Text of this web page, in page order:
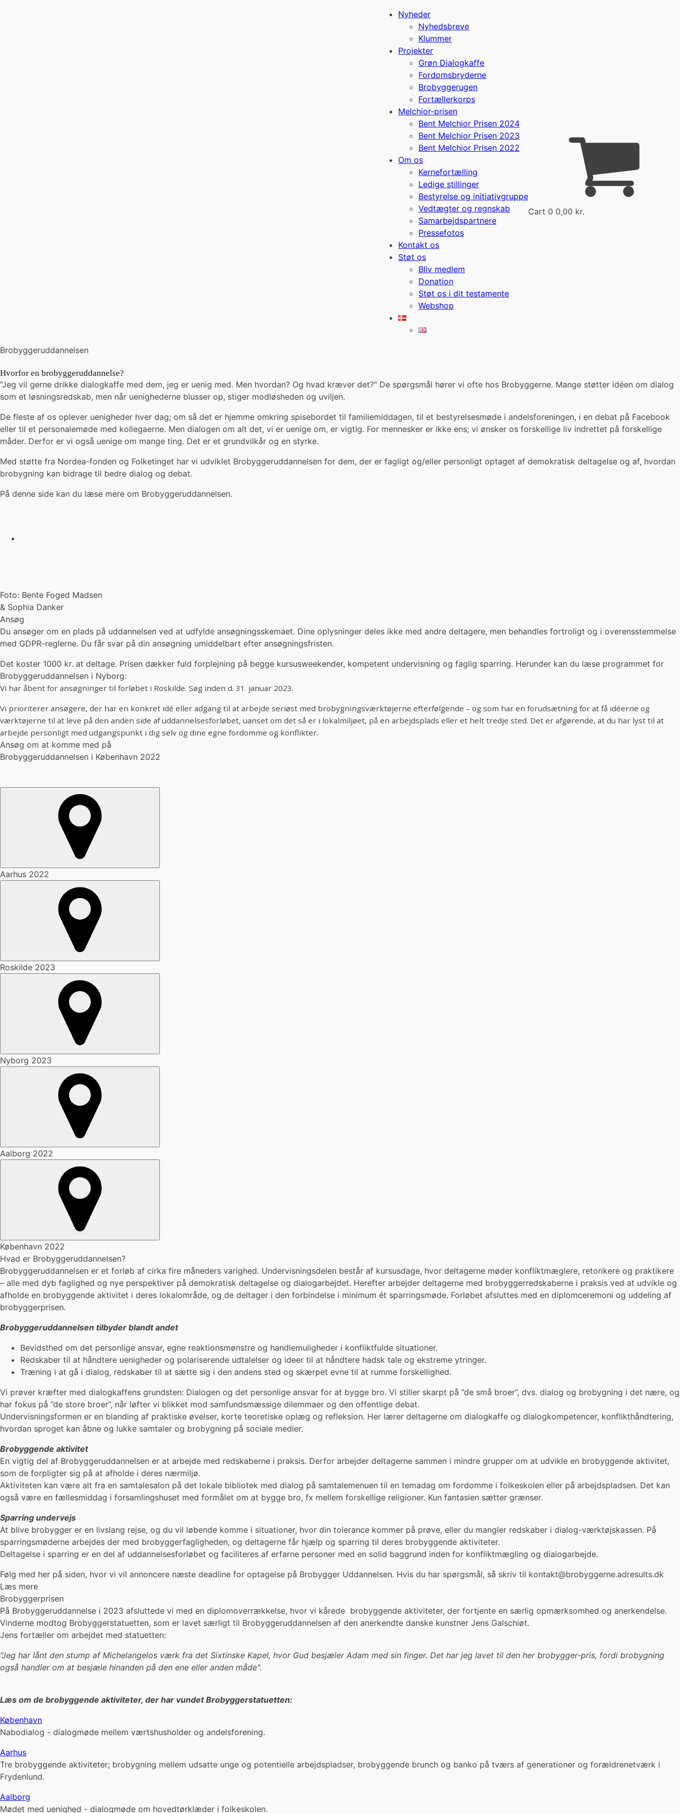
Nyheder
Nyhedsbreve
Klummer
Projekter
Grøn Dialogkaffe
Fordomsbryderne
Brobyggerugen
Fortællerkorps
Melchior-prisen
Bent Melchior Prisen 2024
Bent Melchior Prisen 2023
Bent Melchior Prisen 2022
Om os
Kernefortælling
Ledige stillinger
Bestyrelse og initiativgruppe
Vedtægter og regnskab
Samarbejdspartnere
Pressefotos
Kontakt os
Støt os
Bliv medlem
Donation
Støt os i dit testamente
Webshop
Cart 0 0,00 kr.
Brobyggeruddannelsen
Hvorfor en brobyggeruddannelse?
”Jeg vil gerne drikke dialogkaffe med dem, jeg er uenig med. Men hvordan? Og hvad kræver det?" De spørgsmål hører vi ofte hos Brobyggerne. Mange støtter idéen om dialog
som et løsningsredskab, men når uenighederne blusser op, stiger modløsheden og uviljen.
De fleste af os oplever uenigheder hver dag; om så det er hjemme omkring spisebordet til familiemiddagen, til et bestyrelsesmøde i andelsforeningen, i en debat på Facebook
eller til et personalemøde med kollegaerne. Men dialogen om alt det, vi er uenige om, er vigtig. For mennesker er ikke ens; vi ønsker os forskellige liv indrettet på forskellige
måder. Derfor er vi også uenige om mange ting. Det er et grundvilkår og en styrke.
Med støtte fra Nordea-fonden og Folketinget har vi udviklet Brobyggeruddannelsen for dem, der er fagligt og/eller personligt optaget af demokratisk deltagelse og af, hvordan
brobygning kan bidrage til bedre dialog og debat.
På denne side kan du læse mere om Brobyggeruddannelsen.
Foto: Bente Foged Madsen
& Sophia Danker
Ansøg
Du ansøger om en plads på uddannelsen ved at udfylde ansøgningsskemaet. Dine oplysninger deles ikke med andre deltagere, men behandles fortroligt og i overensstemmelse
med GDPR-reglerne. Du får svar på din ansøgning umiddelbart efter ansøgningsfristen.
Det koster 1000 kr. at deltage. Prisen dækker fuld forplejning på begge kursusweekender, kompetent undervisning og faglig sparring. Herunder kan du læse programmet for
Brobyggeruddannelsen i Nyborg:
Vi har åbent for ansøgninger til forløbet i Roskilde. Søg inden d. 31. januar 2023.
Vi prioriterer ansøgere, der har en konkret idé eller adgang til at arbejde seriøst med brobygningsværktøjerne efterfølgende – og som har en forudsætning for at få idéerne og
værktøjerne til at leve på den anden side af uddannelsesforløbet, uanset om det så er i lokalmiljøet, på en arbejdsplads eller et helt tredje sted. Det er afgørende, at du har lyst til at
arbejde personligt med udgangspunkt i dig selv og dine egne fordomme og konflikter.
Ansøg om at komme med på
Brobyggeruddannelsen i København 2022
Aarhus 2022
Roskilde 2023
Nyborg 2023
Aalborg 2022
København 2022
Hvad er Brobyggeruddannelsen?
Brobyggeruddannelsen er et forløb af cirka fire måneders varighed. Undervisningsdelen består af kursusdage, hvor deltagerne møder konfliktmæglere, retorikere og praktikere
– alle med dyb faglighed og nye perspektiver på demokratisk deltagelse og dialogarbejdet. Herefter arbejder deltagerne med brobyggerredskaberne i praksis ved at udvikle og
afholde en brobyggende aktivitet i deres lokalområde, og de deltager i den forbindelse i minimum ét sparringsmøde. Forløbet afsluttes med en diplomceremoni og uddeling af
brobyggerprisen.
Brobyggeruddannelsen tilbyder blandt andet
Bevidsthed om det personlige ansvar, egne reaktionsmønstre og handlemuligheder i konfliktfulde situationer.
Redskaber til at håndtere uenigheder og polariserende udtalelser og ideer til at håndtere hadsk tale og ekstreme ytringer.
Træning i at gå i dialog, redskaber til at sætte sig i den andens sted og skærpet evne til at rumme forskellighed.
Vi prøver kræfter med dialogkaffens grundsten: Dialogen og det personlige ansvar for at bygge bro. Vi stiller skarpt på ”de små broer”, dvs. dialog og brobygning i det nære, og
har fokus på ”de store broer”, når løfter vi blikket mod samfundsmæssige dilemmaer og den offentlige debat.
Undervisningsformen er en blanding af praktiske øvelser, korte teoretiske oplæg og refleksion. Her lærer deltagerne om dialogkaffe og dialogkompetencer, konflikthåndtering,
hvordan sproget kan åbne og lukke samtaler og brobygning på sociale medier.
Brobyggende aktivitet
En vigtig del af Brobyggeruddannelsen er at arbejde med redskaberne i praksis. Derfor arbejder deltagerne sammen i mindre grupper om at udvikle en brobyggende aktivitet,
som de forpligter sig på at afholde i deres nærmiljø.
Aktiviteten kan være alt fra en samtalesalon på det lokale bibliotek med dialog på samtalemenuen til en temadag om fordomme i folkeskolen eller på arbejdspladsen. Det kan
også være en fællesmiddag i forsamlingshuset med formålet om at bygge bro, fx mellem forskellige religioner. Kun fantasien sætter grænser.
Sparring undervejs
At blive brobygger er en livslang rejse, og du vil løbende komme i situationer, hvor din tolerance kommer på prøve, eller du mangler redskaber i dialog-værktøjskassen. På
sparringsmøderne arbejdes der med brobyggerfagligheden, og deltagerne får hjælp og sparring til deres brobyggende aktiviteter.
Deltagelse i sparring er en del af uddannelsesforløbet og faciliteres af erfarne personer med en solid baggrund inden for konfliktmægling og dialogarbejde.
Følg med her på siden, hvor vi vil annoncere næste deadline for optagelse på Brobygger Uddannelsen. Hvis du har spørgsmål, så skriv til kontakt@brobyggerne.adresults.dk
Læs mere
Brobyggerprisen
På Brobyggeruddannelse i 2023 afsluttede vi med en diplomoverrækkelse, hvor vi kårede brobyggende aktiviteter, der fortjente en særlig opmærksomhed og anerkendelse.
Vinderne modtog Brobyggerstatuetten, som er lavet særligt til Brobyggeruddannelsen af den anerkendte danske kunstner Jens Galschiøt.
Jens fortæller om arbejdet med statuetten:
"Jeg har lånt den stump af Michelangelos værk fra det Sixtinske Kapel, hvor Gud besjæler Adam med sin finger. Det har jeg lavet til den her brobygger-pris, fordi brobygning
også handler om at besjæle hinanden på den ene eller anden måde".
Læs om de brobyggende aktiviteter, der har vundet Brobyggerstatuetten:
København
Nabodialog - dialogmøde mellem værtshusholder og andelsforening.
Aarhus
Tre brobyggende aktiviteter; brobygning mellem udsatte unge og potentielle arbejdspladser, brobyggende brunch og banko på tværs af generationer og forældrenetværk i
Frydenlund.
Aalborg
Mødet med uenighed - dialogmøde om hovedtørklæder i folkeskolen.